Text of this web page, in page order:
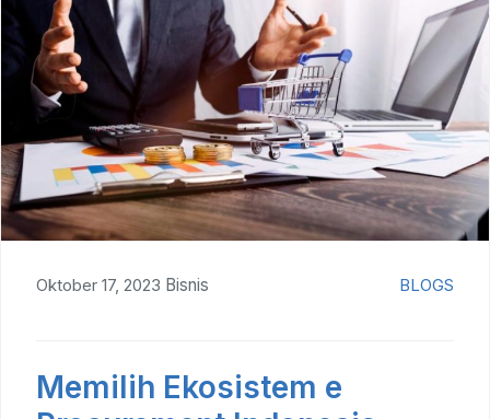
Oktober 17, 2023 Bisnis BLOGS
Memilih Ekosistem e